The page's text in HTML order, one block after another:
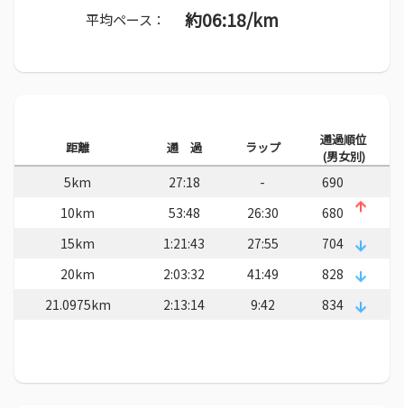
平均ペース： 約06:18/km
距離 通 過 ラップ
通過順位
(男女別)
5km 27:18 -
690
10km
53:48 26:30
680
15km
1:21:43 27:55
704
20km
2:03:32 41:49
828
21.0975km
2:13:14 9:42 834